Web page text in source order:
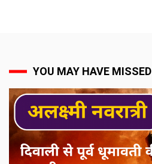
YOU MAY HAVE MISSED